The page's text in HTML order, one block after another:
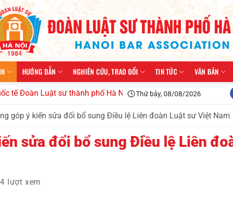
HƯỚNG DẪN NGHIÊN CỨU, TRAO ĐỔI TIN TỨC VĂN BẢN
Luật sư thành phố Hà Nội kiện toàn tổ chức, triển khai công
Thứ bảy, 08/08/2026
góp ý kiến sửa đổi bổ sung Điều lệ Liên đoàn Luật sư Việt Nam
sửa đổi bổ sung Điều lệ Liên
lượt xem